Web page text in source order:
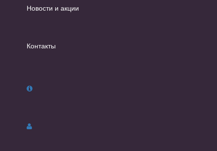
Новости и акции
Контакты